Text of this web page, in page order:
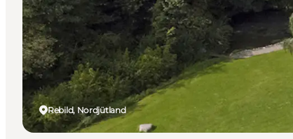
Rebild, Nordjütland